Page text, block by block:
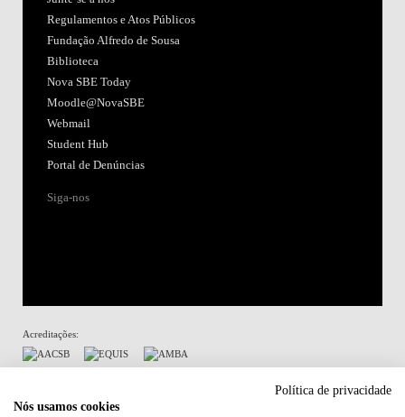
Regulamentos e Atos Públicos
Fundação Alfredo de Sousa
Biblioteca
Nova SBE Today
Moodle@NovaSBE
Webmail
Student Hub
Portal de Denúncias
Siga-nos
Acreditações:
Política de privacidade
Nós usamos cookies